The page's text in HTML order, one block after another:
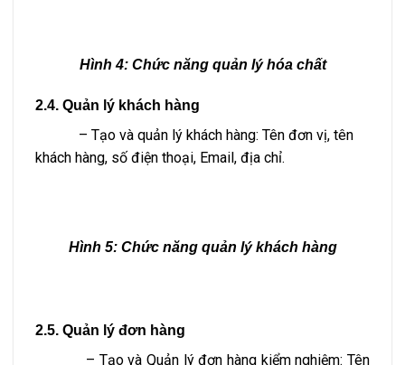
Hình 4:Chức năng quản lý hóa chất
2.4. Quản lý khách hàng
– Tạo và quản lý khách hàng: Tên đơn vị, tên
khách hàng, số điện thoại, Email, địa chỉ.
Hình 5:Chức năng quản lý khách hàng
2.5. Quản lý đơn hàng
– Tạo và Quản lý đơn hàng kiểm nghiệm: Tên